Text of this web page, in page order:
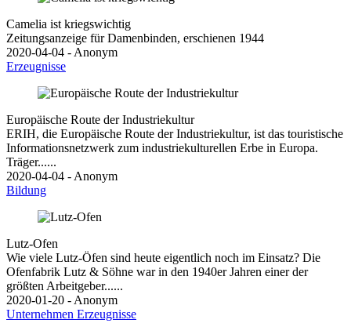
Camelia ist kriegswichtig
Zeitungsanzeige für Damenbinden, erschienen 1944
2020-04-04 - Anonym
Erzeugnisse
Europäische Route der Industriekultur
ERIH, die Europäische Route der Industriekultur, ist das touristische
Informationsnetzwerk zum industriekulturellen Erbe in Europa.
Träger......
2020-04-04 - Anonym
Bildung
Lutz-Ofen
Wie viele Lutz-Öfen sind heute eigentlich noch im Einsatz? Die
Ofenfabrik Lutz & Söhne war in den 1940er Jahren einer der
größten Arbeitgeber......
2020-01-20 - Anonym
Unternehmen Erzeugnisse